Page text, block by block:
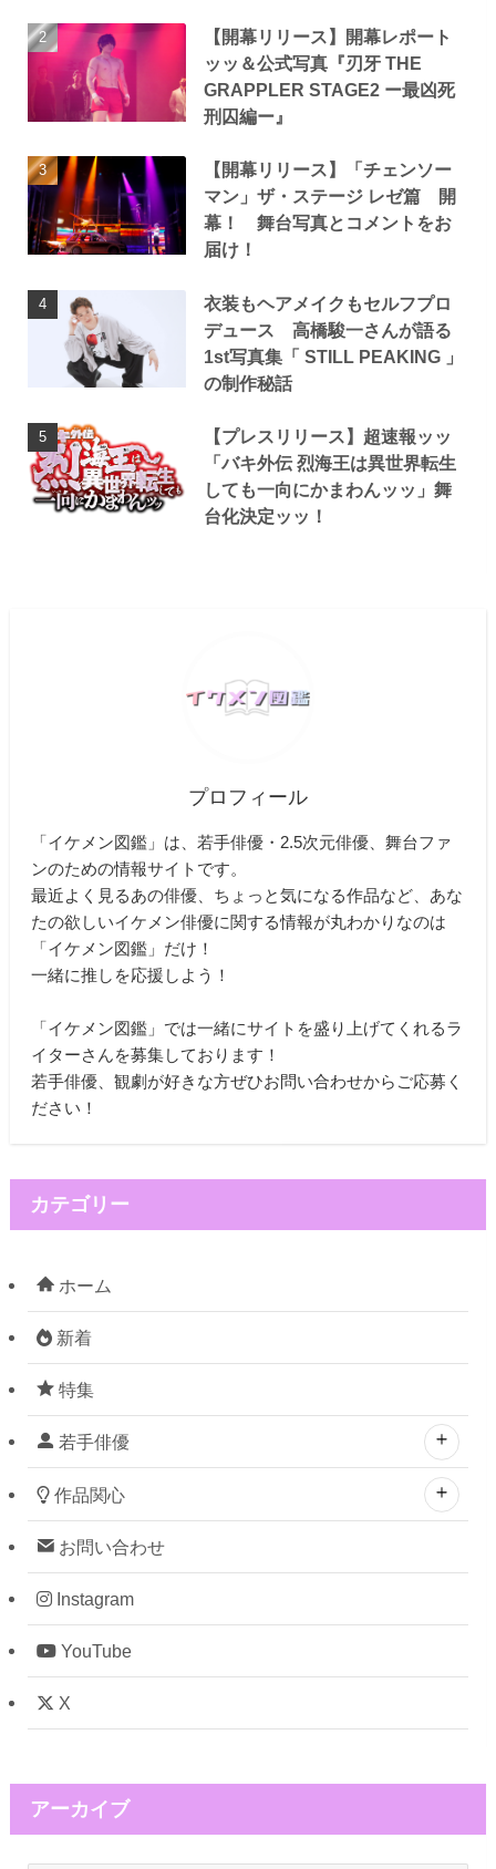
【開幕リリース】開幕レポート
ッッ＆公式写真『刃牙 THE
GRAPPLER STAGE2 ー最凶死
刑囚編ー』
【開幕リリース】「チェンソー
マン」ザ・ステージ レゼ篇 開
幕！ 舞台写真とコメントをお
届け！
衣装もヘアメイクもセルフプロ
デュース 高橋駿一さんが語る
1st写真集「 STILL PEAKING 」
の制作秘話
【プレスリリース】超速報ッッ
「バキ外伝 烈海王は異世界転生
しても一向にかまわんッッ」舞
台化決定ッッ！
プロフィール
「イケメン図鑑」は、若手俳優・2.5次元俳優、舞台ファ
ンのための情報サイトです。
最近よく見るあの俳優、ちょっと気になる作品など、あな
たの欲しいイケメン俳優に関する情報が丸わかりなのは
「イケメン図鑑」だけ！
一緒に推しを応援しよう！
「イケメン図鑑」では一緒にサイトを盛り上げてくれるラ
イターさんを募集しております！
若手俳優、観劇が好きな方ぜひお問い合わせからご応募く
ださい！
カテゴリー
ホーム
新着
特集
若手俳優
作品関心
お問い合わせ
Instagram
YouTube
X
アーカイブ